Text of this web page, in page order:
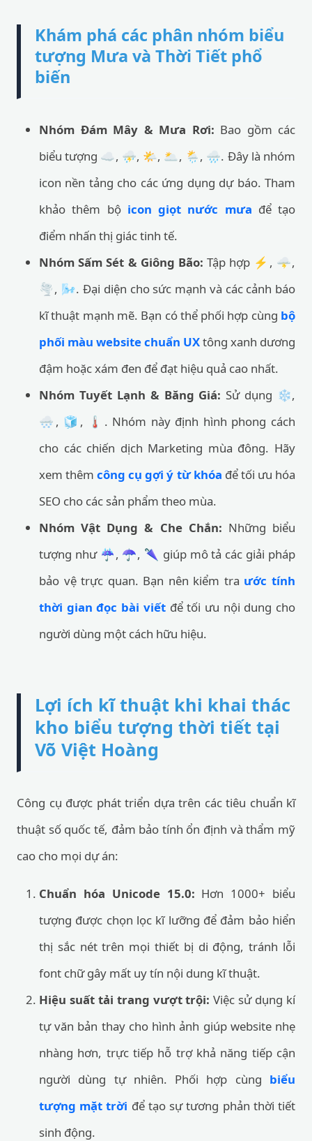
Khám phá các phân nhóm biểu
tượng Mưa và Thời Tiết phổ
biến
Nhóm Đám Mây & Mưa Rơi: Bao gồm các
biểu tượng ☁️, ⛈️, 🌤️, 🌥️, 🌦️, 🌧️. Đây là nhóm
icon nền tảng cho các ứng dụng dự báo. Tham
khảo thêm bộ icon giọt nước mưa để tạo
điểm nhấn thị giác tinh tế.
Nhóm Sấm Sét & Giông Bão: Tập hợp ⚡, 🌩️,
🌪️, 🌬️. Đại diện cho sức mạnh và các cảnh báo
kĩ thuật mạnh mẽ. Bạn có thể phối hợp cùng bộ
phối màu website chuẩn UXtông xanh dương
đậm hoặc xám đen để đạt hiệu quả cao nhất.
Nhóm Tuyết Lạnh & Băng Giá: Sử dụng ❄️,
🌨️, 🧊, 🌡️. Nhóm này định hình phong cách
cho các chiến dịch Marketing mùa đông. Hãy
xem thêmcông cụ gợi ý từ khóa để tối ưu hóa
SEO cho các sản phẩm theo mùa.
Nhóm Vật Dụng & Che Chắn: Những biểu
tượng như ☔, ☂️, 🌂 giúp mô tả các giải pháp
bảo vệ trực quan. Bạn nên kiểm tra ước tính
thời gian đọc bài viếtđể tối ưu nội dung cho
người dùng một cách hữu hiệu.
Lợi ích kĩ thuật khi khai thác
kho biểu tượng thời tiết tại
Võ Việt Hoàng
Công cụ được phát triển dựa trên các tiêu chuẩn kĩ
thuật số quốc tế, đảm bảo tính ổn định và thẩm mỹ
cao cho mọi dự án:
Chuẩn hóa Unicode 15.0: Hơn 1000+ biểu
tượng được chọn lọc kĩ lưỡng để đảm bảo hiển
thị sắc nét trên mọi thiết bị di động, tránh lỗi
font chữ gây mất uy tín nội dung kĩ thuật.
Hiệu suất tải trang vượt trội: Việc sử dụng kí
tự văn bản thay cho hình ảnh giúp website nhẹ
nhàng hơn, trực tiếp hỗ trợ khả năng tiếp cận
người dùng tự nhiên. Phối hợp cùng biểu
tượng mặt trời để tạo sự tương phản thời tiết
sinh động.